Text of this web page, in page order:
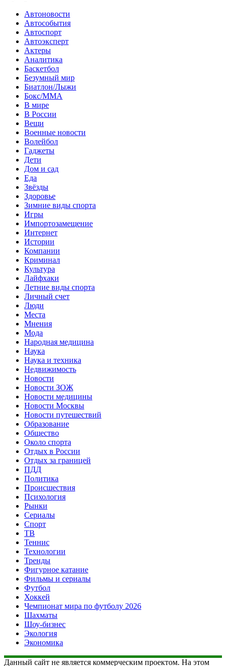
Автоновости
Автособытия
Автоспорт
Автоэксперт
Актеры
Аналитика
Баскетбол
Безумный мир
Биатлон/Лыжи
Бокс/MMA
В мире
В России
Вещи
Военные новости
Волейбол
Гаджеты
Дети
Дом и сад
Еда
Звёзды
Здоровье
Зимние виды спорта
Игры
Импортозамещение
Интернет
Истории
Компании
Криминал
Культура
Лайфхаки
Летние виды спорта
Личный счет
Люди
Места
Мнения
Мода
Народная медицина
Наука
Наука и техника
Недвижимость
Новости
Новости ЗОЖ
Новости медицины
Новости Москвы
Новости путешествий
Образование
Общество
Около спорта
Отдых в России
Отдых за границей
ПДД
Политика
Происшествия
Психология
Рынки
Сериалы
Спорт
ТВ
Теннис
Технологии
Тренды
Фигурное катание
Фильмы и сериалы
Футбол
Хоккей
Чемпионат мира по футболу 2026
Шахматы
Шоу-бизнес
Экология
Экономика
Данный сайт не является коммерческим проектом. На этом